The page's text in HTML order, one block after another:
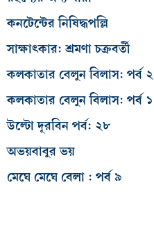
কনটেন্টের নিষিদ্ধপল্লি
সাক্ষাৎকার: শ্রমণা চক্রবর্তী
কলকাতার বেলুন বিলাস: পর্ব ২
কলকাতার বেলুন বিলাস: পর্ব ১
উল্টো দূরবিন পর্ব: ২৮
অভয়বাবুর ভয়
মেঘে মেঘে বেলা : পর্ব ৯